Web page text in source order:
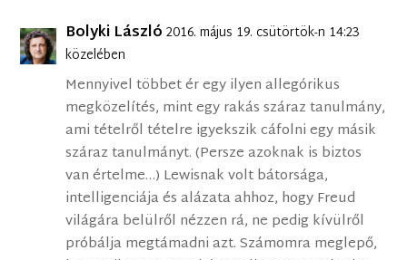
Bolyki László 2016. május 19. csütörtök-n 14:23
közelében
Mennyivel többet ér egy ilyen allegórikus
megközelítés, mint egy rakás száraz tanulmány,
ami tételről tételre igyekszik cáfolni egy másik
száraz tanulmányt. (Persze azoknak is biztos
van értelme…) Lewisnak volt bátorsága,
intelligenciája és alázata ahhoz, hogy Freud
világára belülről nézzen rá, ne pedig kívülről
próbálja megtámadni azt. Számomra meglepő,